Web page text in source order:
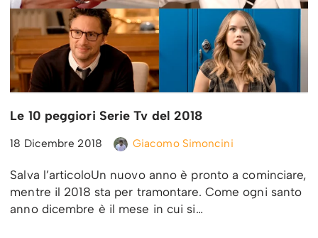
Le 10 peggiori Serie Tv del 2018
18 Dicembre 2018 Giacomo Simoncini
Salva l’articoloUn nuovo anno è pronto a cominciare,
mentre il 2018 sta per tramontare. Come ogni santo
anno dicembre è il mese in cui si…